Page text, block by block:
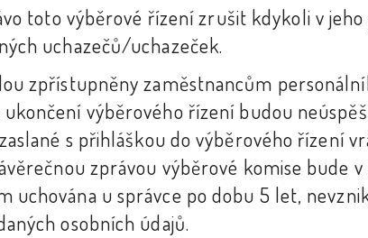
toto výběrové řízení zrušit kdykoli v
uchazečů/uchazeček.
zpřístupněny zaměstnancům
výběrového řízení budou
s přihláškou do výběrového řízení
zprávou výběrové komise bude v
uchována u správce po dobu 5 let,
osobních údajů.